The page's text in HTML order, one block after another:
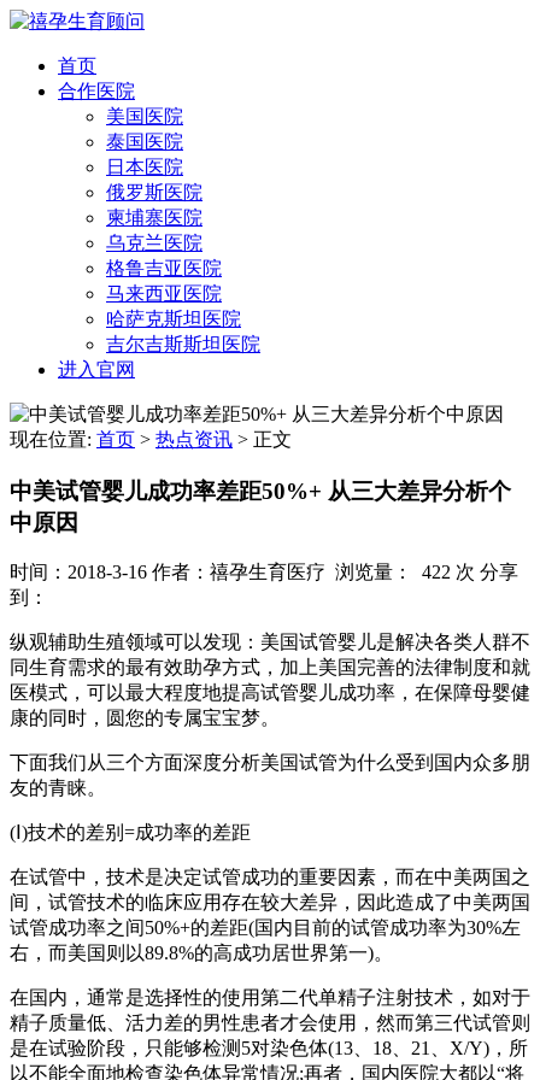
首页
合作医院
美国医院
泰国医院
日本医院
俄罗斯医院
柬埔寨医院
乌克兰医院
格鲁吉亚医院
马来西亚医院
哈萨克斯坦医院
吉尔吉斯斯坦医院
进入官网
现在位置: 首页 > 热点资讯 > 正文
中美试管婴儿成功率差距50%+ 从三大差异分析个
中原因
时间：2018-3-16 作者：禧孕生育医疗 浏览量： 422 次 分享
到：
纵观辅助生殖领域可以发现：美国试管婴儿是解决各类人群不
同生育需求的最有效助孕方式，加上美国完善的法律制度和就
医模式，可以最大程度地提高试管婴儿成功率，在保障母婴健
康的同时，圆您的专属宝宝梦。
下面我们从三个方面深度分析美国试管为什么受到国内众多朋
友的青睐。
(Ⅰ)技术的差别=成功率的差距
在试管中，技术是决定试管成功的重要因素，而在中美两国之
间，试管技术的临床应用存在较大差异，因此造成了中美两国
试管成功率之间50%+的差距(国内目前的试管成功率为30%左
右，而美国则以89.8%的高成功居世界第一)。
在国内，通常是选择性的使用第二代单精子注射技术，如对于
精子质量低、活力差的男性患者才会使用，然而第三代试管则
是在试验阶段，只能够检测5对染色体(13、18、21、X/Y)，所
以不能全面地检查染色体异常情况;再者，国内医院大都以“将